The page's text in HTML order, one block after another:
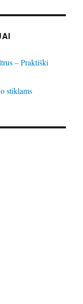
– Praktiški
stiklams